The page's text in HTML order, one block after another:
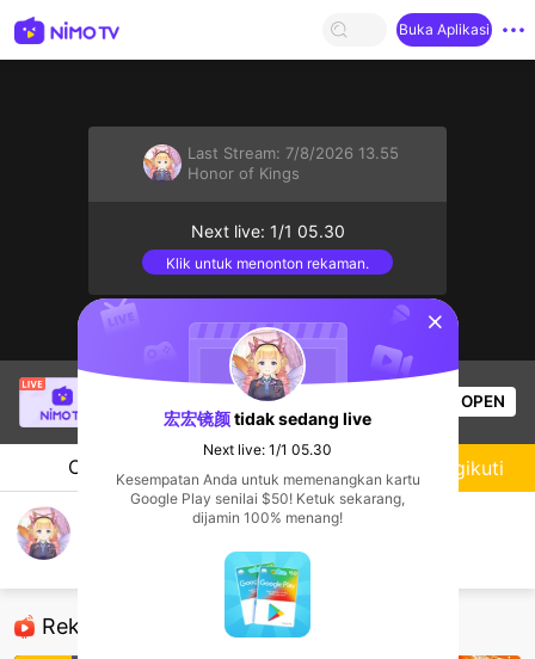
Buka Aplikasi
Last Stream: 7/8/2026 13.55
Honor of Kings
Next live: 1/1 05.30
Klik untuk menonton rekaman.
Thầy Giáo Mườisedang siaran langsung!
League of Legends
6.6k Penonton OPEN
Chat
Rekomendasi
Mengikuti
sentinelStart
宏宏镜颜tidak sedang live
Next live: 1/1 05.30
Kesempatan Anda untuk memenangkan kartu
Google Play senilai $50! Ketuk sekarang,
dijamin 100% menang!